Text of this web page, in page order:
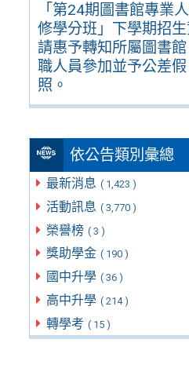
「第24期圖書館專業
修學分班」下學期招
請惠予轉知所屬圖書
職人員參加並予公差
照。
依公告類別彙總
最新消息 ( 1,423 )
活動訊息 ( 3,770 )
榮譽榜 ( 3 )
獎助學金 ( 190 )
國中升學 ( 36 )
高中升學 ( 214 )
轉學考 ( 15 )